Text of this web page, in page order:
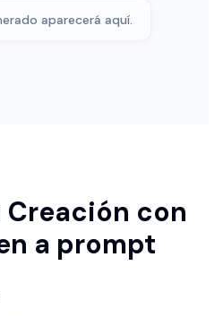
aparecerá aquí.
Creación con
a prompt